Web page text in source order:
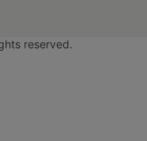
reserved.